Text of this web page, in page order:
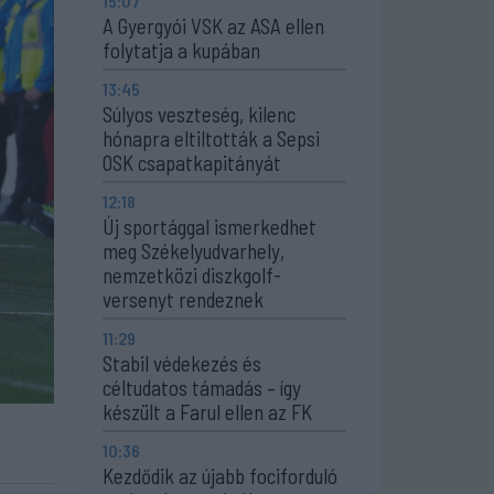
A Gyergyói VSK az ASA ellen
folytatja a kupában
13:45
Súlyos veszteség, kilenc
hónapra eltiltották a Sepsi
OSK csapatkapitányát
12:18
Új sportággal ismerkedhet
meg Székelyudvarhely,
nemzetközi diszkgolf-
versenyt rendeznek
11:29
Stabil védekezés és
céltudatos támadás – így
készült a Farul ellen az FK
10:36
Kezdődik az újabb fociforduló